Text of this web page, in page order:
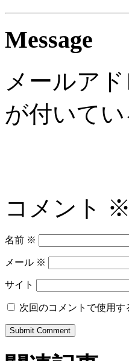
Message
メールア
が付いて
コメント ※
名前 ※
メール ※
サイト
次回のコメントで使用